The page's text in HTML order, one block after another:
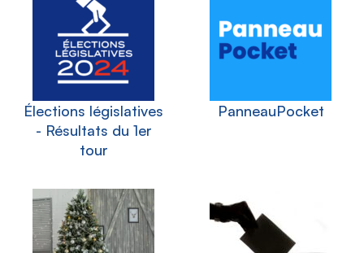
Élections législatives
- Résultats du 1er
tour
PanneauPocket